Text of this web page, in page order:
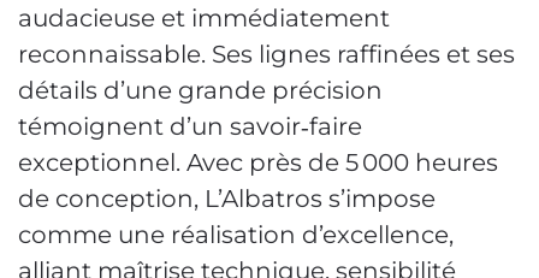
audacieuse et immédiatement
reconnaissable. Ses lignes raffinées et ses
détails d’une grande précision
témoignent d’un savoir‑faire
exceptionnel. Avec près de 5 000 heures
de conception, L’Albatros s’impose
comme une réalisation d’excellence,
alliant maîtrise technique, sensibilité